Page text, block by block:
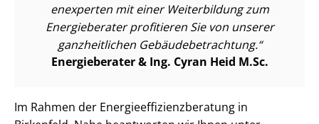
en­ex­per­ten mit einer Weiterbildung zum
Energieberater profitieren Sie von unserer
ganzheitlichen Ge­bäu­de­be­trach­tung.
Energieberater & Ing. Cyran Heid M.Sc.
Im Rahmen der En­er­gie­ef­fi­zi­enz­be­ra­tung in